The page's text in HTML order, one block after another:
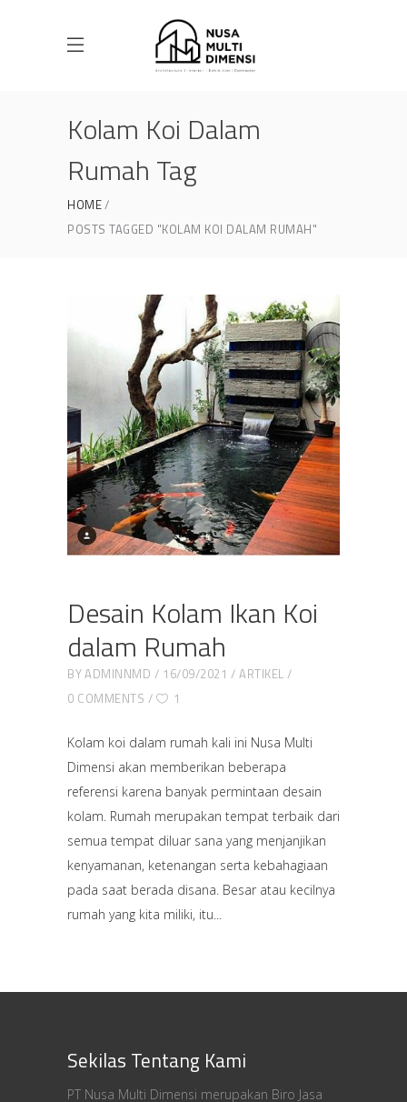
Kolam Koi Dalam
Rumah Tag
HOME
POSTS TAGGED "KOLAM KOI DALAM RUMAH"
Desain Kolam Ikan Koi
dalam Rumah
BYADMINNMD 16/09/2021
ARTIKEL
0 COMMENTS
1
Kolam koi dalam rumah kali ini Nusa Multi
Dimensi akan memberikan beberapa
referensi karena banyak permintaan desain
kolam. Rumah merupakan tempat terbaik dari
semua tempat diluar sana yang menjanjikan
kenyamanan, ketenangan serta kebahagiaan
pada saat berada disana. Besar atau kecilnya
rumah yang kita miliki, itu
Sekilas Tentang Kami
PT Nusa Multi Dimensi merupakan Biro Jasa